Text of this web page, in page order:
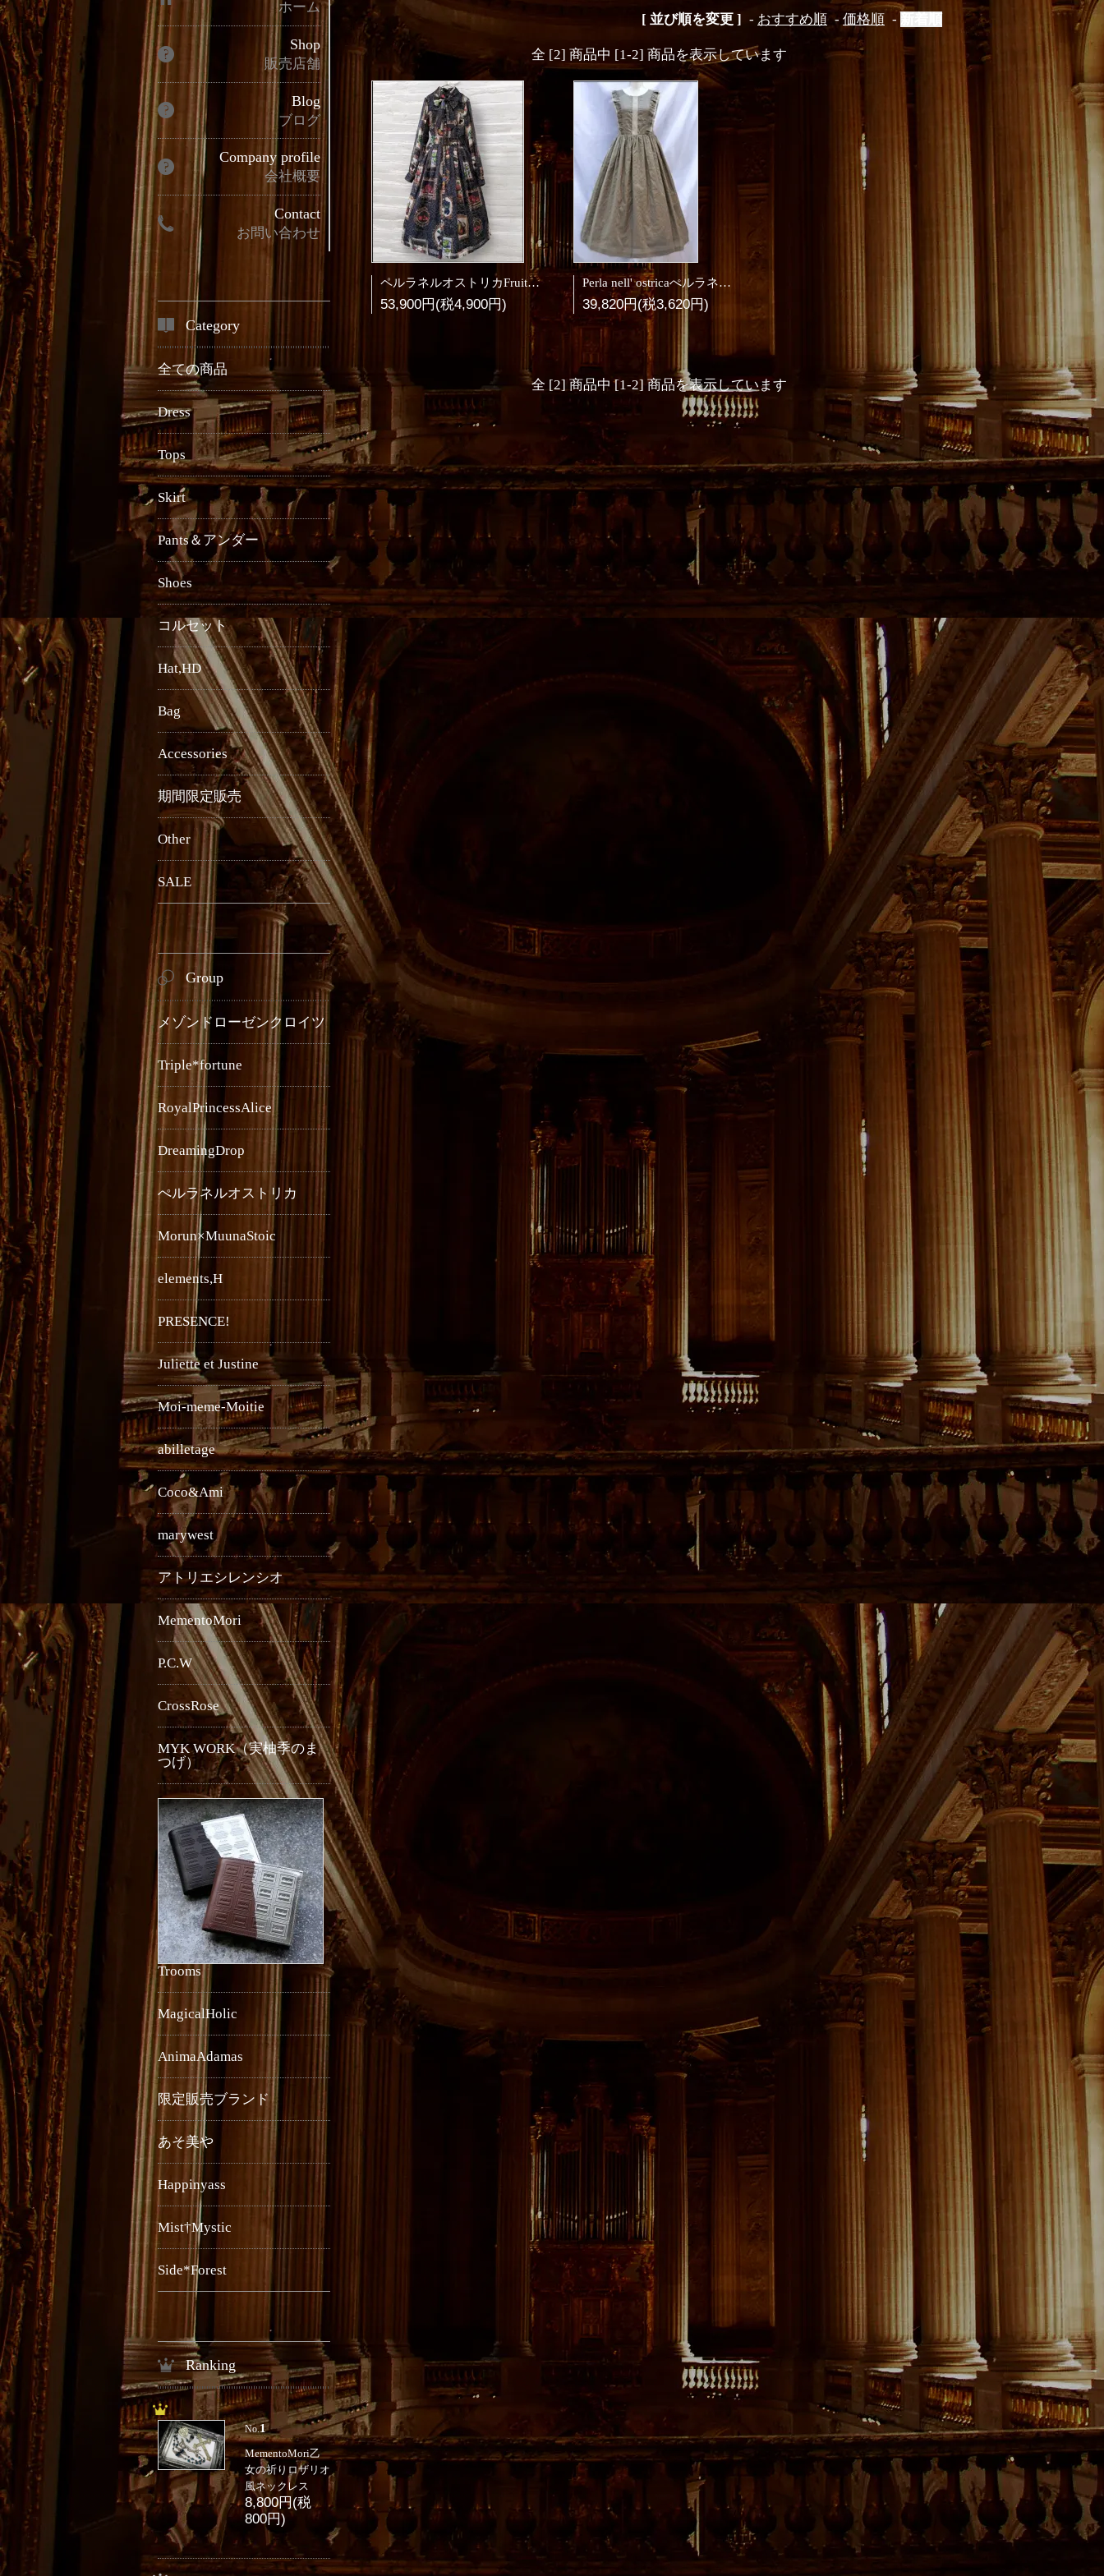
[ 並び順を変更 ] - おすすめ順 - 価格順 -
全 [2] 商品中 [1-2] 商品を表示しています
ペルラネルオストリカFruit Still Life Art Museum OP(Black)
53,900円(税4,900円)
Perla nell' ostricaぺルラネルオストリカ トーションレース付きノースリーブOP
39,820円(税3,620円)
全 [2] 商品中 [1-2] 商品を表示しています
ホーム
Shop
販売店舗
Blog
ブログ
Company profile
会社概要
Contact
お問い合わせ
Category
全ての商品
Dress
Tops
Skirt
Pants＆アンダー
Shoes
コルセット
Hat,HD
Bag
Accessories
期間限定販売
Other
SALE
Group
メゾンドローゼンクロイツ
Triple*fortune
RoyalPrincessAlice
DreamingDrop
ぺルラネルオストリカ
Morun×MuunaStoic
elements,H
PRESENCE!
Juliette et Justine
Moi-meme-Moitie
abilletage
Coco&Ami
marywest
アトリエシレンシオ
MementoMori
P.C.W
CrossRose
MYK WORK（実柚季のま
つげ）
Trooms
MagicalHolic
AnimaAdamas
限定販売ブランド
あそ美や
Happinyass
Mist†Mystic
Side*Forest
Ranking
No.1
MementoMori乙
女の祈りロザリオ
風ネックレス
8,800円(税
800円)